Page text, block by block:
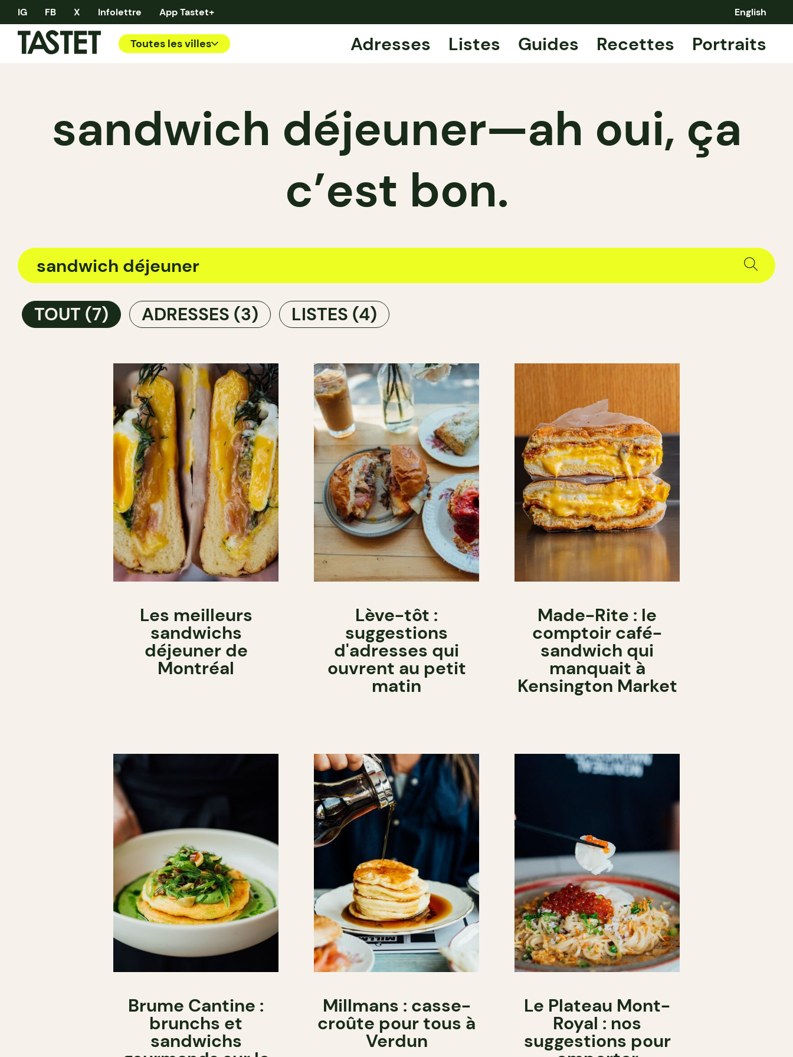
IG FB X Infolettre App Tastet+ English
Toutes les villes Adresses Listes Guides Recettes Portraits
sandwich déjeuner—ah oui, ça
c’est bon.
TOUT (7) ADRESSES (3) LISTES (4)
Les meilleurs
sandwichs
déjeuner de
Montréal
Lève-tôt :
suggestions
d'adresses qui
ouvrent au petit
matin
Made-Rite : le
comptoir café-
sandwich qui
manquait à
Kensington Market
Brume Cantine :
brunchs et
sandwichs
Millmans : casse-
croûte pour tous à
Verdun
Le Plateau Mont-
Royal : nos
suggestions pour